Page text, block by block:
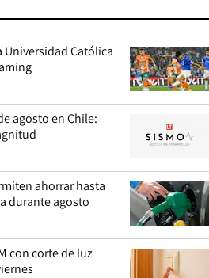
Universidad Católica
agosto en Chile:
ahorrar hasta
durante agosto
con corte de luz